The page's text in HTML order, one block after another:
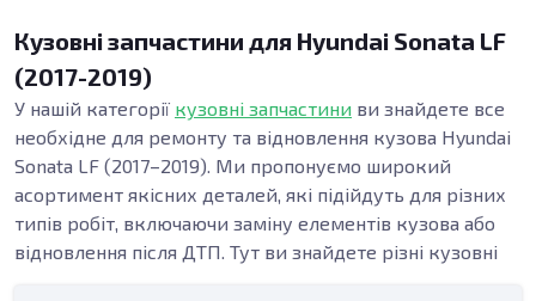
Кузовні запчастини для Hyundai Sonata LF
(2017-2019)
У нашій категорії кузовні запчастини ви знайдете все
необхідне для ремонту та відновлення кузова Hyundai
Sonata LF (2017–2019). Ми пропонуємо широкий
асортимент якісних деталей, які підійдуть для різних
типів робіт, включаючи заміну елементів кузова або
відновлення після ДТП. Тут ви знайдете різні кузовні